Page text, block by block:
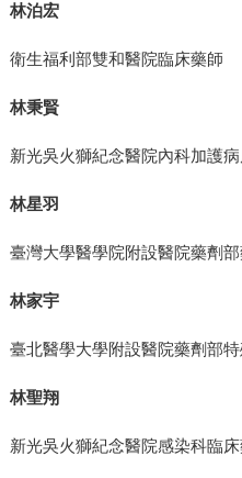
林泊宏
衛生福利部雙和醫院臨床藥師
林秉賢
新光吳火獅紀念醫院內科加護
林星羽
臺灣大學醫學院附設醫院藥劑
林家宇
臺北醫學大學附設醫院藥劑部
林聖翔
新光吳火獅紀念醫院感染科臨